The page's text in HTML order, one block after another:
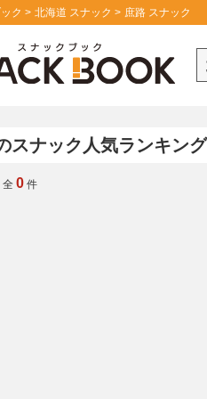
ク 北海道 スナック 庶路 スナック
スナック人気ランキング
全 0 件